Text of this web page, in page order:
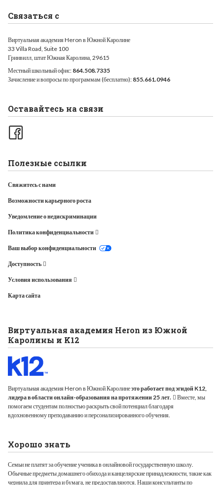
Связаться с
Виртуальная академия Heron в Южной Каролине
33 Villa Road, Suite 100
Гринвилл, штат Южная Каролина, 29615
Местный школьный офис: 864.508.7335
Зачисление и вопросы по программам (бесплатно): 855.661.0946
Оставайтесь на связи
Полезные ссылки
Свяжитесь с нами
Возможности карьерного роста
Уведомление о недискриминации
Политика конфиденциальности
Ваш выбор конфиденциальности
Доступность
Условия использования
Карта сайта
Виртуальная академия Heron из Южной
Каролины и K12
Виртуальная академия Heron в Южной Каролинеэто работает под эгидой K12,
лидера в области онлайн-образования на протяжении 25 лет.
Вместе, мы
помогаем студентам полностью раскрыть свой потенциал благодаря
вдохновенному преподаванию и персонализированного обучения.
Хорошо знать
Семьи не платят за обучение ученика в онлайновой государственную школу.
Обычные предметы домашнего обихода и канцелярские принадлежности, такие как
чернила для принтера и бумага, не предоставляются. Наши консультанты по